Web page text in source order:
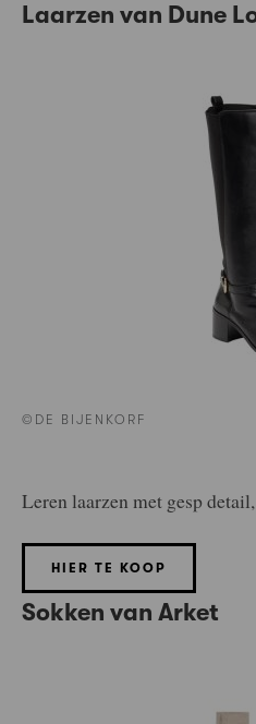
Laarzen van Dune
©DE BIJENKORF
Leren laarzen met gesp
HIER TE KOOP
Sokken van Arket